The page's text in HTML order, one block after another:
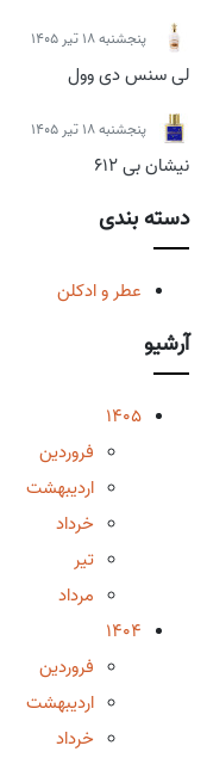
پنجشنبه 18 تیر 1405
لی سنس دی وول
پنجشنبه 18 تیر 1405
نیشان بی 612
دسته بندی
عطر و ادکلن
آرشیو
1405
فروردین
اردیبهشت
خرداد
تیر
مرداد
1404
فروردین
اردیبهشت
خرداد